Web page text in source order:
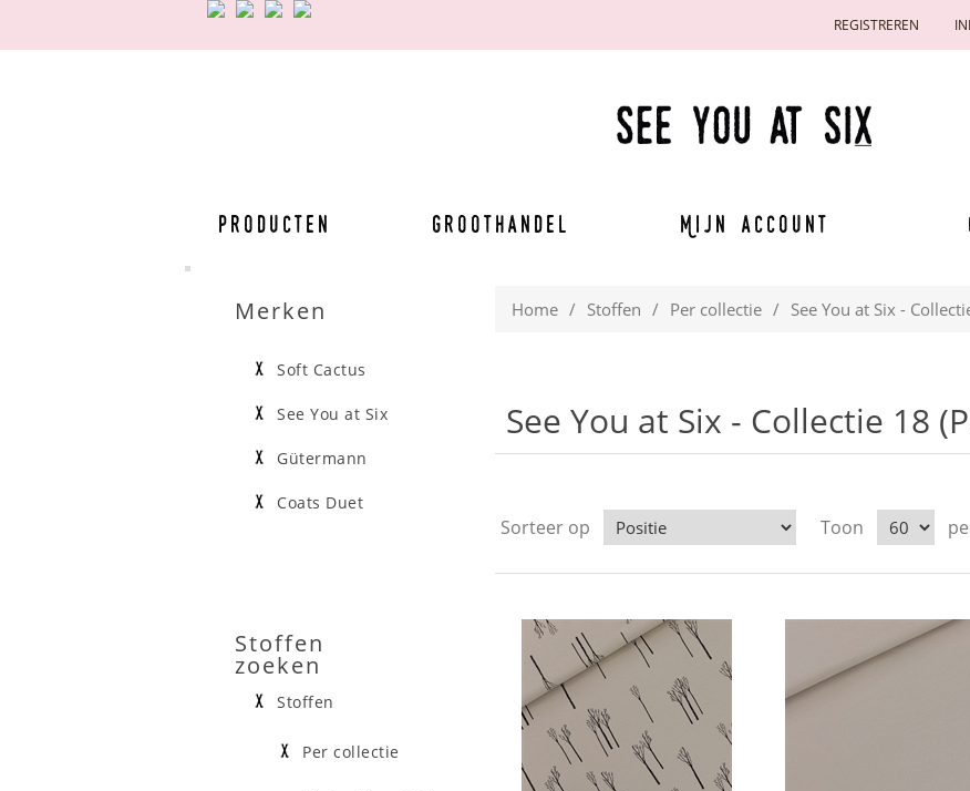
REGISTREREN
Producten Groothandel Mijn account
Home / Stoffen / Per collectie / See You at Six -
See You at Six - Collectie 18
Sorteer op Toon
Merken
Soft Cactus
See You at Six
Gütermann
Coats Duet
Stoffen
zoeken
Stoffen
Per collectie